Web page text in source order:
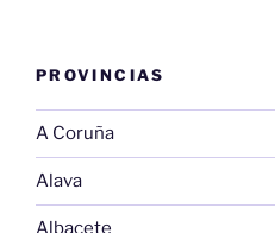
PROVINCIAS
A Coruña
Alava
Albacete